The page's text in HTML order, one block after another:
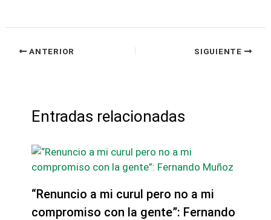
ANTERIOR SIGUIENTE
Entradas relacionadas
“Renuncio a mi curul pero no a mi
compromiso con la gente”: Fernando